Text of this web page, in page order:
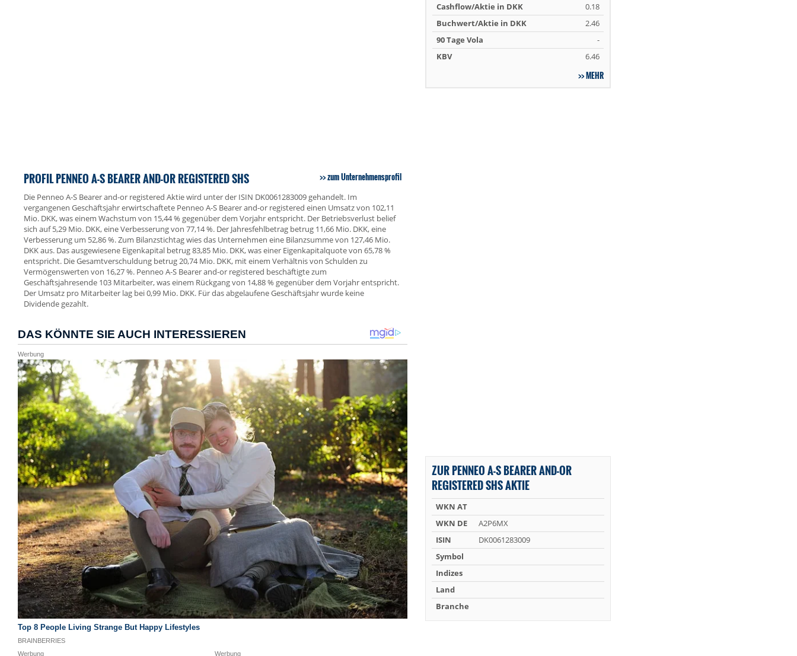
PROFIL PENNEO A-S BEARER AND-OR REGISTERED SHS zum Unternehmensprofil
Die Penneo A-S Bearer and-or registered Aktie wird unter der ISIN DK0061283009 gehandelt. Im
vergangenen Geschäftsjahr erwirtschaftete Penneo A-S Bearer and-or registered einen Umsatz von 102,11
Mio. DKK, was einem Wachstum von 15,44 % gegenüber dem Vorjahr entspricht. Der Betriebsverlust belief
sich auf 5,29 Mio. DKK, eine Verbesserung von 77,14 %. Der Jahresfehlbetrag betrug 11,66 Mio. DKK, eine
Verbesserung um 52,86 %. Zum Bilanzstichtag wies das Unternehmen eine Bilanzsumme von 127,46 Mio.
DKK aus. Das ausgewiesene Eigenkapital betrug 83,85 Mio. DKK, was einer Eigenkapitalquote von 65,78 %
entspricht. Die Gesamtverschuldung betrug 20,74 Mio. DKK, mit einem Verhältnis von Schulden zu
Vermögenswerten von 16,27 %. Penneo A-S Bearer and-or registered beschäftigte zum
Geschäftsjahresende 103 Mitarbeiter, was einem Rückgang von 14,88 % gegenüber dem Vorjahr entspricht.
Der Umsatz pro Mitarbeiter lag bei 0,99 Mio. DKK. Für das abgelaufene Geschäftsjahr wurde keine
Dividende gezahlt.
Cashflow/Aktie in DKK
0.18
Buchwert/Aktie in DKK
2.46
90 Tage Vola
-
KBV
6.46
MEHR
ZUR PENNEO A-S BEARER AND-OR
REGISTERED SHS AKTIE
WKN AT
WKN DE
A2P6MX
ISIN
DK0061283009
Symbol
Indizes
Land
Branche